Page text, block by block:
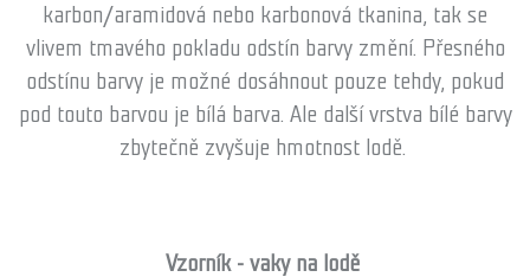
karbon/aramidová nebo karbonová tkanina, tak se
vlivem tmavého pokladu odstín barvy změní. Přesného
odstínu barvy je možné dosáhnout pouze tehdy, pokud
pod touto barvou je bílá barva. Ale další vrstva bílé barvy
zbytečně zvyšuje hmotnost lodě.
Vzorník - vaky na lodě